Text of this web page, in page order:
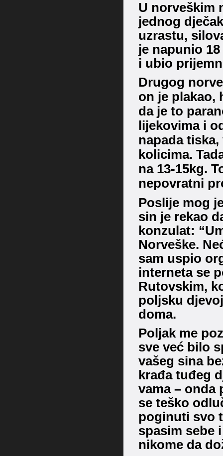
U norveškim
jednog
uzrastu,
je napunio
i ubio
Drugog
on je plakao,
da je to
lijekovima i
napada
kolicima.
na 13-15kg.
nepovratni
Poslije mog
sin je rekao
konzulat:
Norveške.
sam uspio
interneta se
Rutovskim,
poljsku
doma.
Poljak me
sve već bilo
vašeg sina
krađa tuđeg
vama – onda
se teško
poginuti svo
spasim sebe
nikome da